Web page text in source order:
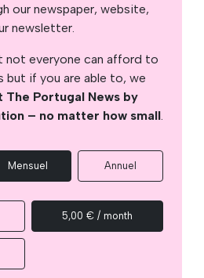
our newspaper, website,
newsletter.
not everyone can afford to
but if you are able to, we
The Portugal News by
– no matter how small.
Mensuel Annuel
5,00 € / month